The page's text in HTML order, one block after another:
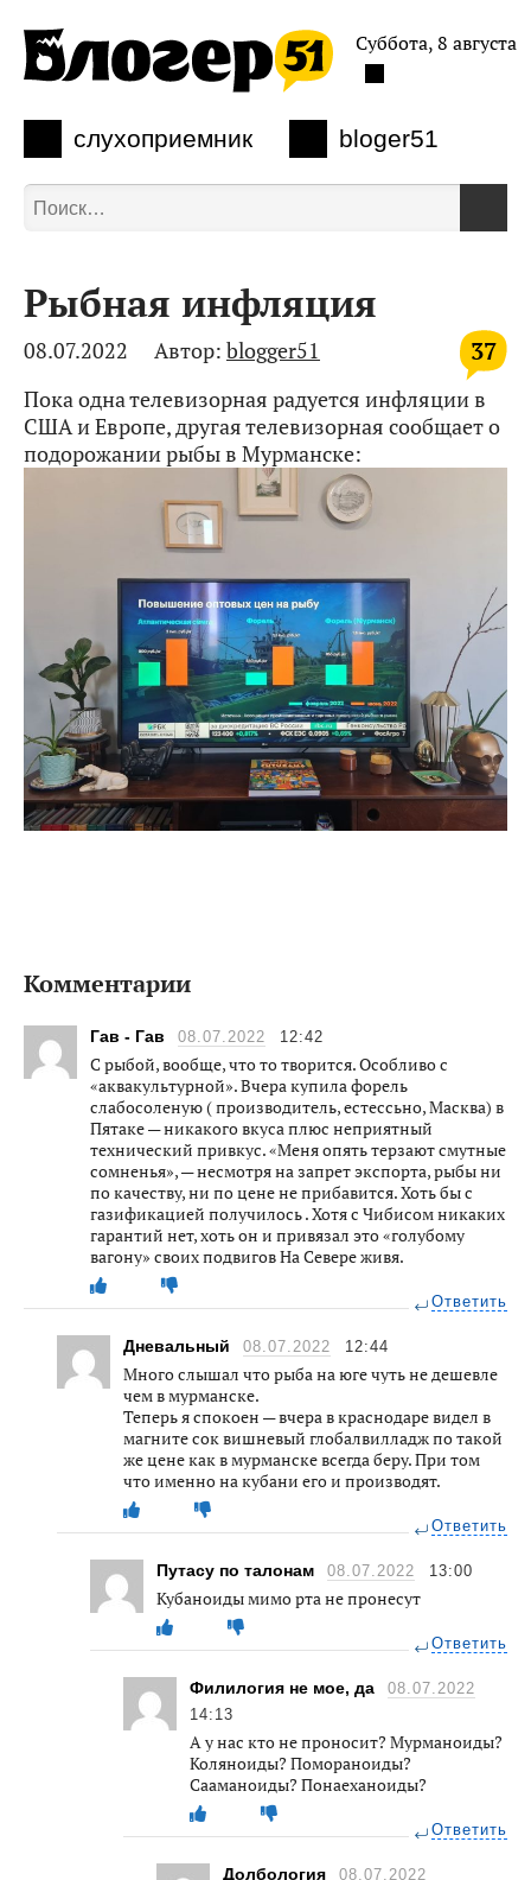
слухоприемник bloger51
Суббота, 8 августа
Рыбная инфляция
37
08.07.2022 Автор: blogger51
Пока одна телевизорная радуется инфляции в
США и Европе, другая телевизорная сообщает о
подорожании рыбы в Мурманске:
Комментарии
Гав - Гав 08.07.2022 12:42
С рыбой, вообще, что то творится. Особливо с
«аквакультурной». Вчера купила форель
слабосоленую ( производитель, естессьно, Масква) в
Пятаке — никакого вкуса плюс неприятный
технический привкус. «Меня опять терзают смутные
сомненья», — несмотря на запрет экспорта, рыбы ни
по качеству, ни по цене не прибавится. Хоть бы с
газификацией получилось . Хотя с Чибисом никаких
гарантий нет, хоть он и привязал это «голубому
вагону» своих подвигов На Севере живя.
Ответить
Дневальный 08.07.2022 12:44
Много слышал что рыба на юге чуть не дешевле
чем в мурманске.
Теперь я спокоен — вчера в краснодаре видел в
магните сок вишневый глобалвилладж по такой
же цене как в мурманске всегда беру. При том
что именно на кубани его и производят.
Ответить
Путасу по талонам 08.07.2022 13:00
Кубаноиды мимо рта не пронесут
Ответить
Филилогия не мое, да
08.07.2022
14:13
А у нас кто не проносит? Мурманоиды?
Коляноиды? Помораноиды?
Сааманоиды? Понаеханоиды?
Ответить
Долбология
08.07.2022